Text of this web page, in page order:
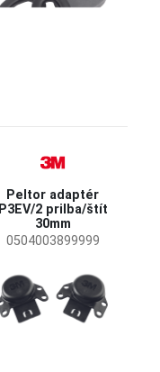
(11)
Peltor adaptér
P3EV/2 prilba/štít
30mm
0504003899999